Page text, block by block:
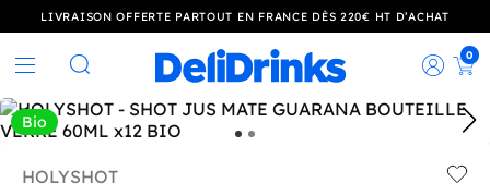
LIVRAISON OFFERTE PARTOUT EN FRANCE DÈS 220€ HT D’ACHAT
Rechercher
0
Bio
HOLYSHOT